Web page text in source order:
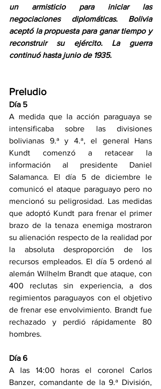
un armisticio para iniciar las
negociaciones diplomáticas. Bolivia
aceptó la propuesta para ganar tiempo y
reconstruir su ejército. La guerra
continuó hasta junio de 1935.
Preludio
Día 5
A medida que la acción paraguaya se
intensificaba sobre las divisiones
bolivianas 9.ª y 4.ª, el general Hans
Kundt comenzó a retacear la
información al presidente Daniel
Salamanca. El día 5 de diciembre le
comunicó el ataque paraguayo pero no
mencionó su peligrosidad. Las medidas
que adoptó Kundt para frenar el primer
brazo de la tenaza enemiga mostraron
su alienación respecto de la realidad por
la absoluta desproporción de los
recursos empleados. El día 5 ordenó al
alemán Wilhelm Brandt que ataque, con
400 reclutas sin experiencia, a dos
regimientos paraguayos con el objetivo
de frenar ese envolvimiento. Brandt fue
rechazado y perdió rápidamente 80
hombres.
Día 6
A las 14:00 horas el coronel Carlos
Banzer, comandante de la 9.ª División,